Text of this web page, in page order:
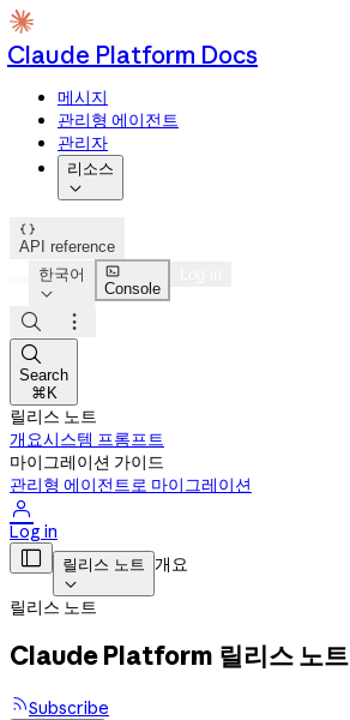
Claude Platform Docs
메시지
관리형 에이전트
관리자
리소스


API reference
한국어


Console



Search
⌘K
릴리스 노트
개요시스템 프롬프트
마이그레이션 가이드
관리형 에이전트로 마이그레이션

Log in
 릴리스 노트

개요
릴리스 노트
Claude Platform 릴리스 노트
Subscribe